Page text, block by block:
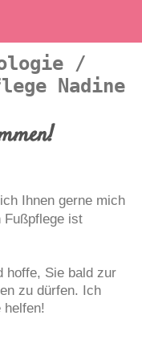
/
Nadine
Ihnen gerne mich
Fußpflege ist
hoffe, Sie bald zur
zu dürfen. Ich
helfen!